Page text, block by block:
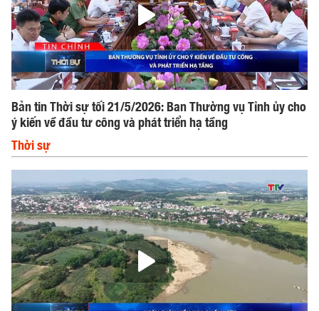
Bản tin Thời sự tối 21/5/2026: Ban Thường vụ Tỉnh ủy cho
ý kiến về đầu tư công và phát triển hạ tầng
Thời sự